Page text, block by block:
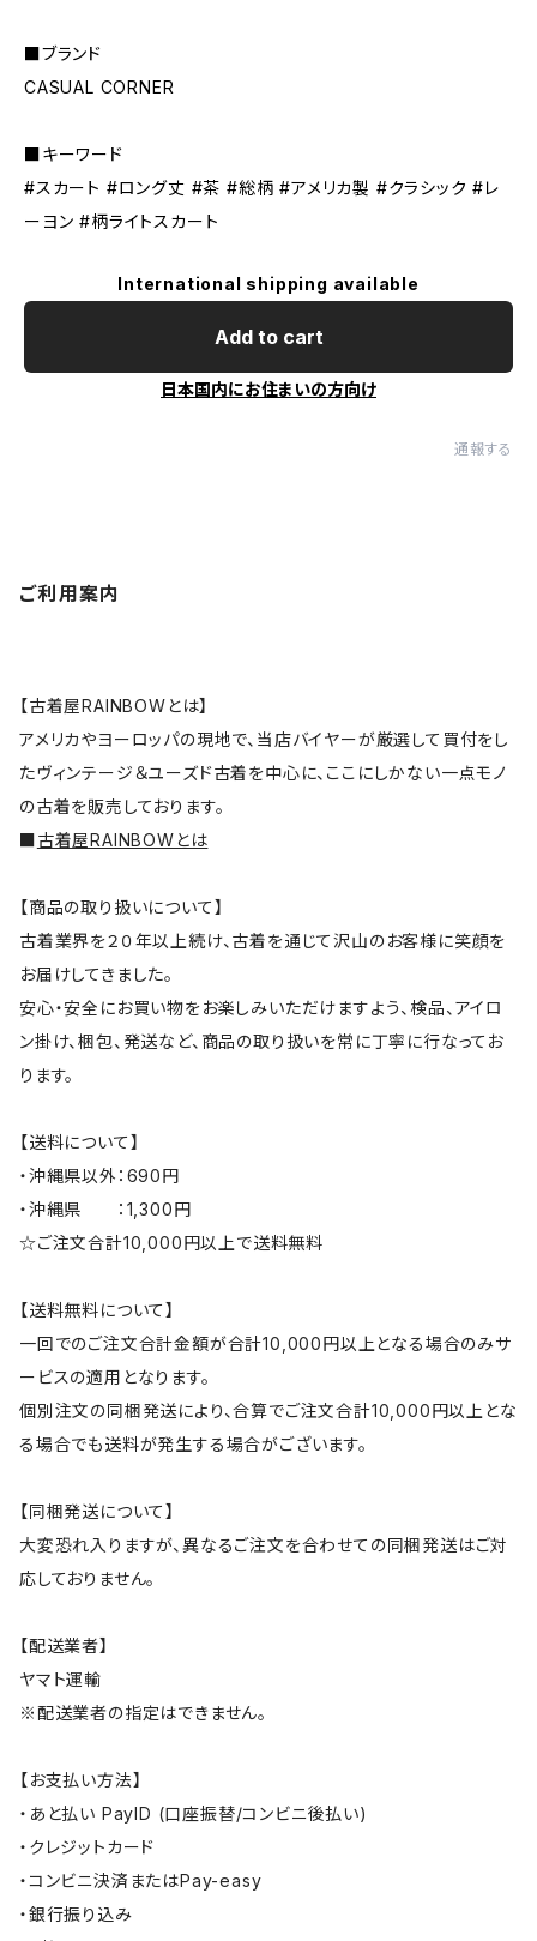
■ブランド
CASUAL CORNER
■キーワード
#スカート #ロング丈 #茶 #総柄 #アメリカ製 #クラシック #レ
ーヨン #柄ライトスカート
International shipping available
Add to cart
日本国内にお住まいの方向け
通報する
ご利用案内
【古着屋RAINBOWとは】
アメリカやヨーロッパの現地で、当店バイヤーが厳選して買付をし
たヴィンテージ＆ユーズド古着を中心に、ここにしかない一点モノ
の古着を販売しております。
■古着屋RAINBOWとは
【商品の取り扱いについて】
古着業界を２０年以上続け、古着を通じて沢山のお客様に笑顔を
お届けしてきました。
安心・安全にお買い物をお楽しみいただけますよう、検品、アイロ
ン掛け、梱包、発送など、商品の取り扱いを常に丁寧に行なってお
ります。
【送料について】
・沖縄県以外：690円
・沖縄県 ：1,300円
☆ご注文合計10,000円以上で送料無料
【送料無料について】
一回でのご注文合計金額が合計10,000円以上となる場合のみサ
ービスの適用となります。
個別注文の同梱発送により、合算でご注文合計10,000円以上とな
る場合でも送料が発生する場合がございます。
【同梱発送について】
大変恐れ入りますが、異なるご注文を合わせての同梱発送はご対
応しておりません。
【配送業者】
ヤマト運輸
※配送業者の指定はできません。
【お支払い方法】
・あと払い PayID (口座振替/コンビニ後払い)
・クレジットカード
・コンビニ決済またはPay-easy
・銀行振り込み